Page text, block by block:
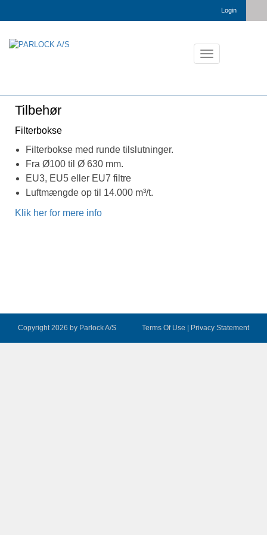
Login
Toggle
navigation
Tilbehør
Filterbokse
Filterbokse med runde tilslutninger.
Fra Ø100 til Ø 630 mm.
EU3, EU5 eller EU7 filtre
Luftmængde op til 14.000 m³/t.
Klik her for mere info
Copyright 2026 by Parlock A/S Terms Of Use Privacy Statement